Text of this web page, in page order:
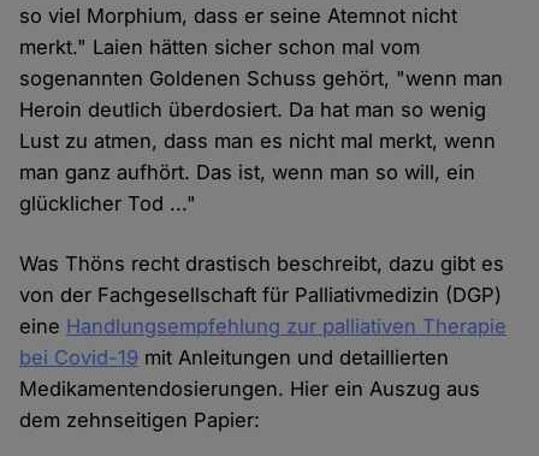
so viel Morphium, dass er seine Atemnot nicht
merkt." Laien hätten sicher schon mal vom
sogenannten Goldenen Schuss gehört, "wenn man
Heroin deutlich überdosiert. Da hat man so wenig
Lust zu atmen, dass man es nicht mal merkt, wenn
man ganz aufhört. Das ist, wenn man so will, ein
glücklicher Tod ..."
Was Thöns recht drastisch beschreibt, dazu gibt es
von der Fachgesellschaft für Palliativmedizin (DGP)
eine Handlungsempfehlung zur palliativen Therapie
bei Covid-19 mit Anleitungen und detaillierten
Medikamentendosierungen. Hier ein Auszug aus
dem zehnseitigen Papier: